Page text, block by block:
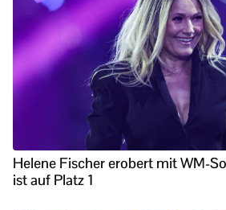
Helene Fischer erobert mit WM-
ist auf Platz 1